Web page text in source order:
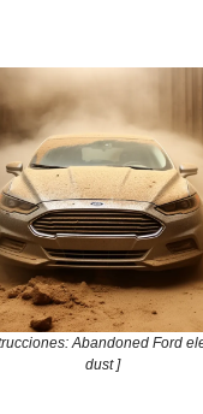
Abandoned Ford
dust ]